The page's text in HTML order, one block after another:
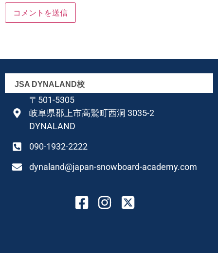
JSA DYNALAND校
〒501-5305
岐阜県郡上市高鷲町西洞 3035-2
DYNALAND
090-1932-2222
dynaland@japan-snowboard-academy.com